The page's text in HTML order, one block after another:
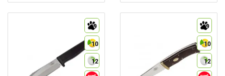
9
10
12
9
10
12